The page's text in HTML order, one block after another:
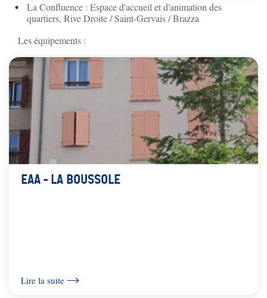
La Confluence : Espace d'accueil et d'animation des
quartiers, Rive Droite / Saint-Gervais / Brazza
Les équipements :
EAA - La Boussole
Lire la suite